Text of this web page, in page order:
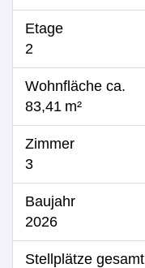
Etage
2
Wohnfläche ca.
83,41 m²
Zimmer
3
Baujahr
2026
Stellplätze gesamt